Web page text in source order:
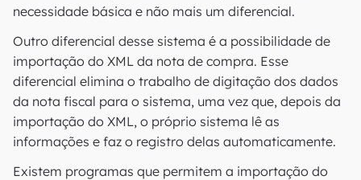
necessidade básica e não mais um diferencial.
Outro diferencial desse sistema é a possibilidade de
importação do XML da nota de compra. Esse
diferencial elimina o trabalho de digitação dos dados
da nota fiscal para o sistema, uma vez que, depois da
importação do XML, o próprio sistema lê as
informações e faz o registro delas automaticamente.
Existem programas que permitem a importação do